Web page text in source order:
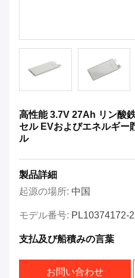
高性能 3.7V 27Ah リン酸
セル EVおよびエネルギー
ル
製品詳細
起源の場所: 中国
モデル番号: PL10374172-
支払及び船積みの言葉
お問い合わせ